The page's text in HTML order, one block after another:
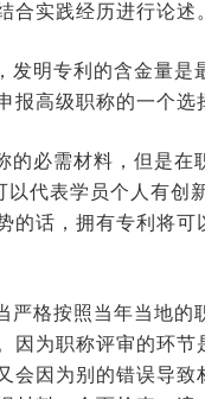
合实践经历进行论述。
发明专利的含金量
报高级职称的一个选
的必需材料，但是
以代表学员个人有
的话，拥有专利将
严格按照当年当地
因为职称评审的环
会因为别的错误导